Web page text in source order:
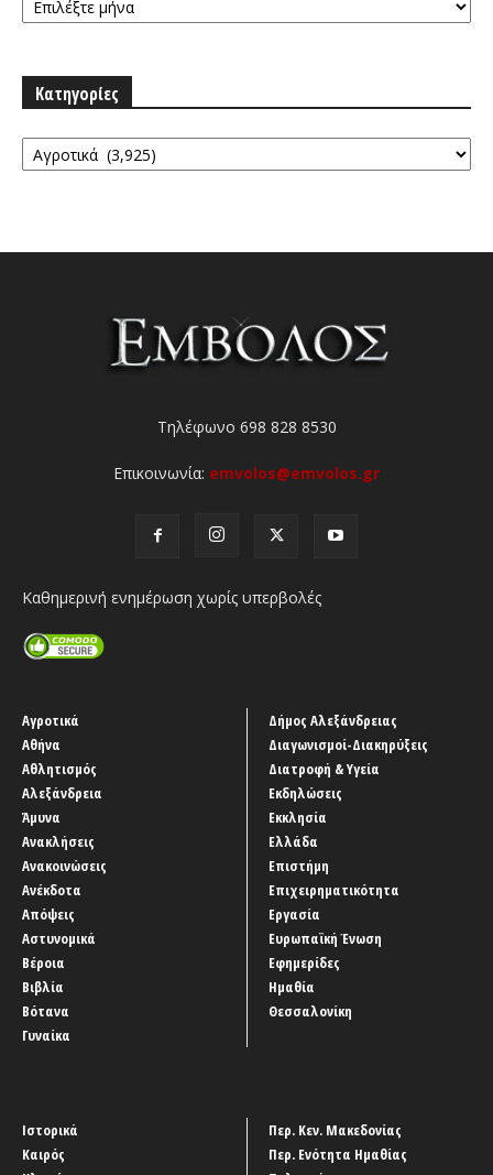
Κατηγορίες
Κατηγορίες
Τηλέφωνο 698 828 8530
Επικοινωνία: emvolos@emvolos.gr
Καθημερινή ενημέρωση χωρίς υπερβολές
Αγροτικά
Αθήνα
Αθλητισμός
Αλεξάνδρεια
Άμυνα
Ανακλήσεις
Ανακοινώσεις
Ανέκδοτα
Απόψεις
Αστυνομικά
Βέροια
Βιβλία
Βότανα
Γυναίκα
Δήμος Αλεξάνδρειας
Διαγωνισμοί-Διακηρύξεις
Διατροφή & Υγεία
Εκδηλώσεις
Εκκλησία
Ελλάδα
Επιστήμη
Επιχειρηματικότητα
Εργασία
Ευρωπαϊκή Ένωση
Εφημερίδες
Ημαθία
Θεσσαλονίκη
Ιστορικά
Καιρός
Περ. Κεν. Μακεδονίας
Περ. Ενότητα Ημαθίας